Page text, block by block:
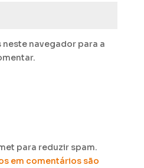
neste navegador para a
para reduzir spam.
em comentários são